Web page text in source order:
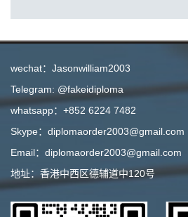
wechat：Jasonwilliam2003
Telegram: @fakeidiploma
whatsapp：+852 6224 7482
Skype：diplomaorder2003@gmail.com
Email：diplomaorder2003@gmail.com
地址：香港中西区德辅道中120号